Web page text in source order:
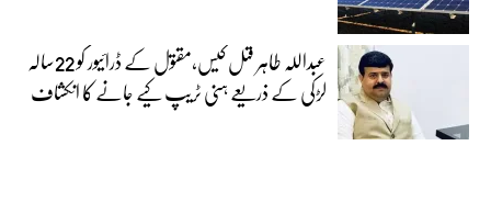
عبداللہ طاہر قتل کیس،مقتول کے ڈرائیور کو 22سالہ
لڑکی کے ذریعے ہنی ٹریپ کیے جانے کا انکشاف